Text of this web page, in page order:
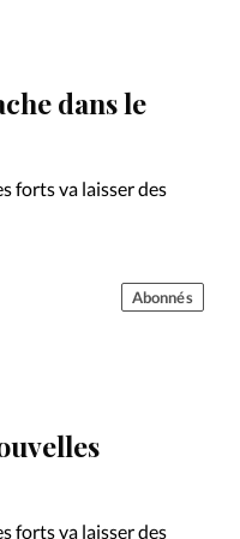
Mon
dans le
forts va laisser des
Abonnés
forts va laisser des